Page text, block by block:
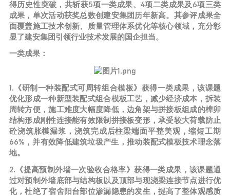
得历史性突破，共斩获5项一类成果、4项二类成果及6项三类
成果，单次活动获奖总数创建安集团历年新高。其参评成果全
面覆盖施工技术创新、质量管理体系优化等核心领域，充分彰
显了建安集团引领行业技术发展的国企担当。
一类成果：
1.《研制一种装配式可周转组合模板》获得一类成果，该课题
优化形成一种新型装配式组合模板工艺，减少经济成本，拆装
周转方便，施工难度大幅度降低，边角架与拼接板组成的榫卯
结构形成刚性连接能有效限制拼接板变形，承受较大荷载防止
砼浇筑胀模漏浆，浇筑完成后柱梁端面平整美观，缩短工期
66%，并有效降低建筑垃圾产生，推动装配式模板技术理念落
地。
2.《提高预制外墙一次验收合格率》获得一类成果，该课题通
过对预制外墙底部与结构板以及顶部与现浇梁连接节点进行优
化，杜绝了宿舍阳台部位渗漏隐患的发生，提高了整体观感质